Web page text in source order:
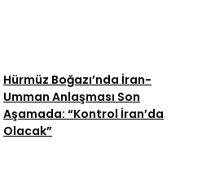
Hürmüz Boğazı’nda İran-
Umman Anlaşması Son
Aşamada: “Kontrol İran’da
Olacak”